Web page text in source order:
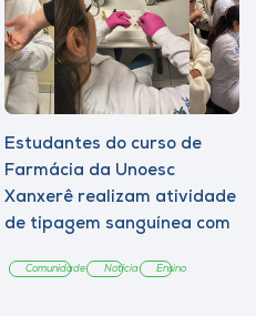
Estudantes do curso de
Farmácia da Unoesc
Xanxerê realizam atividade
de tipagem sanguínea com
Comunidade Notícia Ensino